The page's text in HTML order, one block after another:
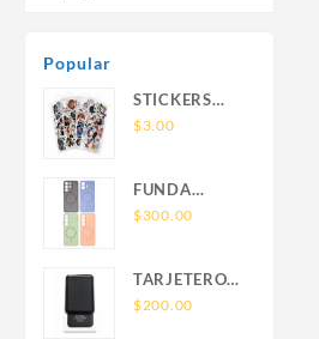
Popular
STICKERS
UNIVERSALES
$3.00
FUNDA
NOVA SAM
SIN SOPORTE
MAGNETICO
$300.00
TARJETERO
SIN SOPORTE
$200.00